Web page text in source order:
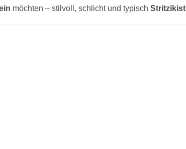
möchten – stilvoll, schlicht und typisch Stritzikistl